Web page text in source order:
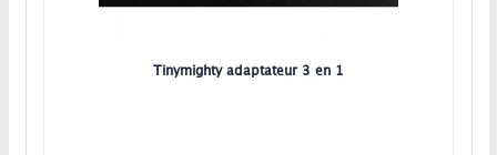
Tinymighty adaptateur 3 en 1